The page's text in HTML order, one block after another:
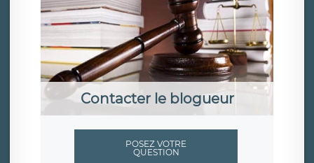
Contacter le blogueur
POSEZ VOTRE
QUESTION